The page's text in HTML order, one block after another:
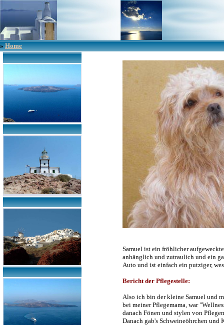
»Home
Samuel ist ein fröhlicher
anhänglich und zutraulich und ein
Auto und ist einfach ein putziger,
Bericht der Pflegestelle:
Also ich bin der kleine Samuel und
bei meiner Pflegemama, war
danach Fönen und stylen von
Danach gab's Schweineöhrchen und